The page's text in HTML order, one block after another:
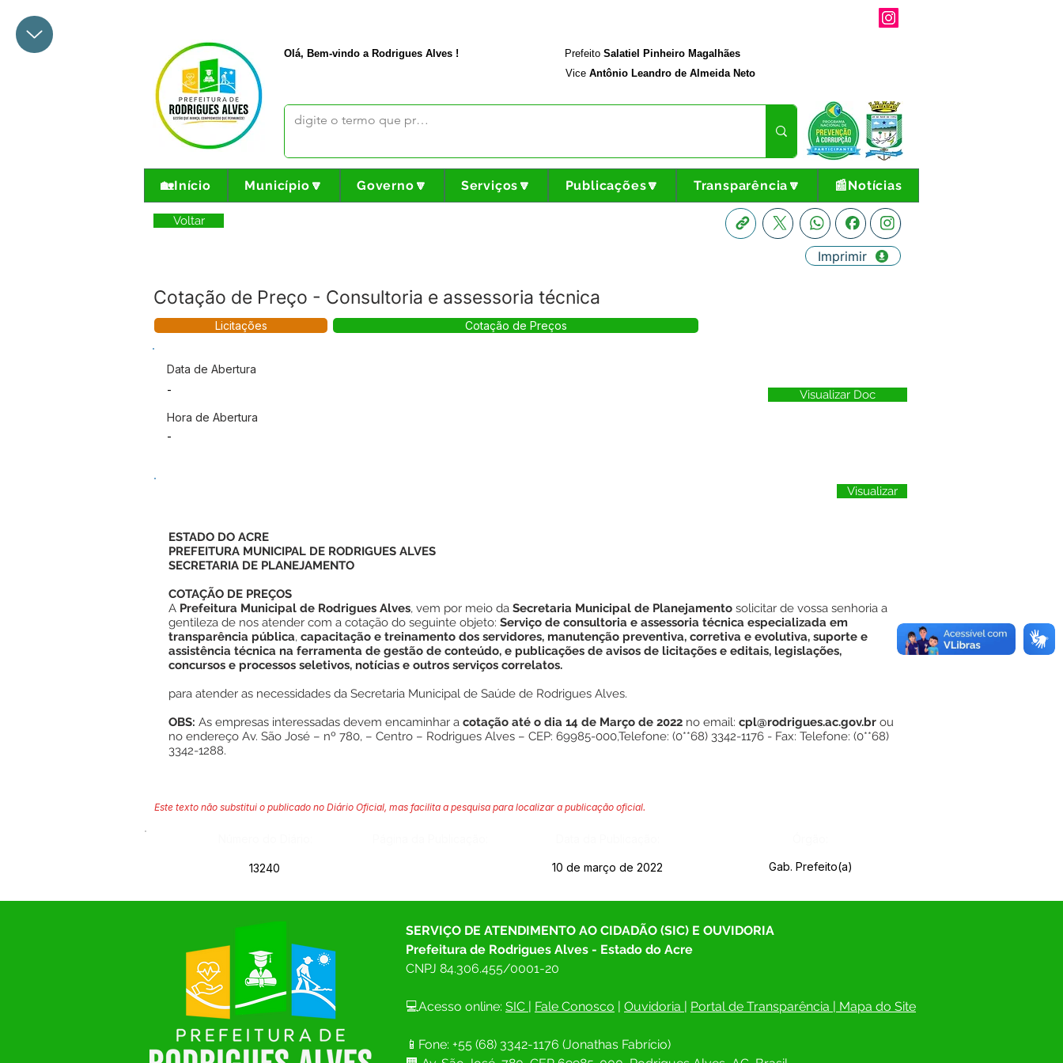
Olá, Bem-vindo a Rodrigues Alves ! Prefeito Salatiel Pinheiro Magalhães
Vice Antônio Leandro de Almeida Neto
🏡Início Município🔽 Governo🔽 Serviços🔽 Publicações🔽 Transparência🔽 📰Notícias
Voltar
Cotação de Preço - Consultoria e assessoria técnica
Imprimir
Licitações Cotação de Preços
Data de Abertura
-
Hora de Abertura
-
Visualizar Doc
Visualizar
ESTADO DO ACRE
PREFEITURA MUNICIPAL DE RODRIGUES ALVES
SECRETARIA DE PLANEJAMENTO
COTAÇÃO DE PREÇOS
A Prefeitura Municipal de Rodrigues Alves, vem por meio da Secretaria Municipal de Planejamento solicitar de vossa senhoria a
gentileza de nos atender com a cotação do seguinte objeto: Serviço de consultoria e assessoria técnica especializada em
transparência pública, capacitação e treinamento dos servidores, manutenção preventiva, corretiva e evolutiva, suporte e
assistência técnica na ferramenta de gestão de conteúdo, e publicações de avisos de licitações e editais, legislações,
concursos e processos seletivos, notícias e outros serviços correlatos.
para atender as necessidades da Secretaria Municipal de Saúde de Rodrigues Alves.
OBS: As empresas interessadas devem encaminhar a cotação até o dia 14 de Março de 2022 no email: cpl@rodrigues.ac.gov.br ou
no endereço Av. São José – nº 780, – Centro – Rodrigues Alves – CEP: 69985-000,Telefone: (0**68) 3342-1176 - Fax: Telefone: (0**68)
3342-1288.
Este texto não substitui o publicado no Diário Oficial, mas facilita a pesquisa para localizar a publicação oficial.
13240 10 de março de 2022 Gab. Prefeito(a)
SERVIÇO DE ATENDIMENTO AO CIDADÃO (SIC) E OUVIDORIA
Prefeitura de Rodrigues Alves - Estado do Acre
CNPJ 84.306.455/0001-20
💻Acesso online: SIC | Fale Conosco | Ouvidoria | Portal de Transparência | Mapa do Site
📱Fone: +55 (68) 3342-1176 (Jonathas Fabrício)